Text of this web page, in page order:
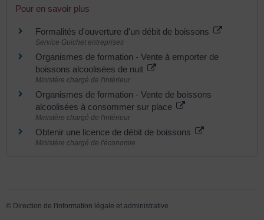
Pour en savoir plus
Formalités d'ouverture d'un débit de boissons
Service Guichet entreprises
Organismes de formation - Vente à emporter de
boissons alcoolisées de nuit
Ministère chargé de l'intérieur
Organismes de formation - Vente de boissons
alcoolisées à consommer sur place
Ministère chargé de l'intérieur
Obtenir une licence de débit de boissons
Ministère chargé de l'économie
© Direction de l'information légale et administrative